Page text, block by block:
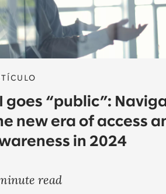
goes “public”:
new era of access
in 2024
read